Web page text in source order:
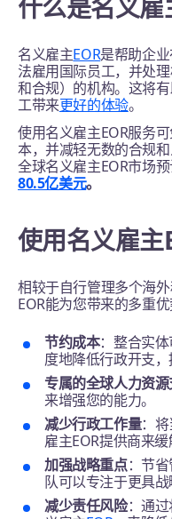
什么是名义雇
名义雇主EOR是帮助企
法雇用国际员工，并处
和合规）的机构。这将
工带来更好的体验。
使用名义雇主EOR服务
本，并减轻无数的合规
全球名义雇主EOR市场
80.5亿美元。
使用名义雇主
相较于自行管理多个海
EOR能为您带来的多重优
节约成本：整合实
度地降低行政开支，
专属的全球人力资
来增强您的能力。
减少行政工作量：
雇主EOR提供商来缓
加强战略重点：节
队可以专注于更具战
减少责任风险：通